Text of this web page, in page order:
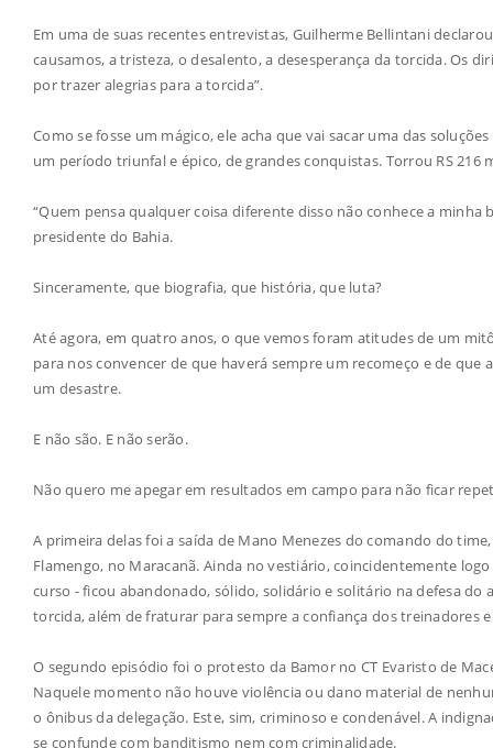
Em uma de suas recentes entrevistas, Guilherme Bellintani
causamos, a tristeza, o desalento, a desesperança da torcida. Os
por trazer alegrias para a torcida”.
Como se fosse um mágico, ele acha que vai sacar uma das
um período triunfal e épico, de grandes conquistas. Torrou RS 216
“Quem pensa qualquer coisa diferente disso não conhece a
presidente do Bahia.
Sinceramente, que biografia, que história, que luta?
Até agora, em quatro anos, o que vemos foram atitudes de um
para nos convencer de que haverá sempre um recomeço e de
um desastre.
E não são. E não serão.
Não quero me apegar em resultados em campo para não ficar
A primeira delas foi a saída de Mano Menezes do comando do
Flamengo, no Maracanã. Ainda no vestiário, coincidentemente
curso - ficou abandonado, sólido, solidário e solitário na defesa
torcida, além de fraturar para sempre a confiança dos treinadores
O segundo episódio foi o protesto da Bamor no CT Evaristo de
Naquele momento não houve violência ou dano material de
o ônibus da delegação. Este, sim, criminoso e condenável. A
se confunde com banditismo nem com criminalidade.